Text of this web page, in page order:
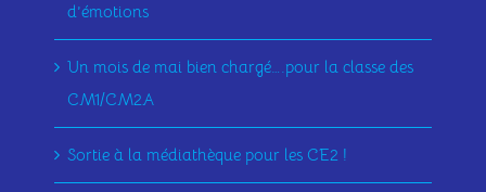
d’émotions
Un mois de mai bien chargé….pour la classe des
CM1/CM2A
Sortie à la médiathèque pour les CE2 !